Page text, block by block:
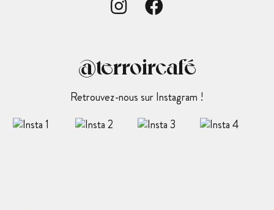
@terroircafé
Retrouvez-nous sur Instagram !